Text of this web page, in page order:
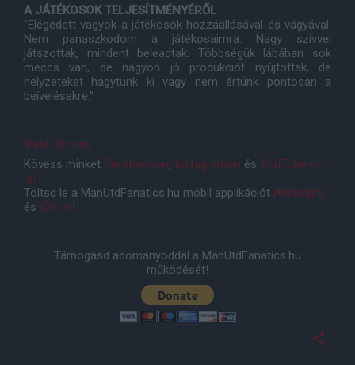
A JÁTÉKOSOK TELJESÍTMÉNYÉRŐL
"Elégedett vagyok a játékosok hozzáállásával és vágyával.
Nem panaszkodom a játékosaimra. Nagy szívvel
játszottak, mindent beleadtak. Többségük lábában sok
meccs van, de nagyon jó produkciót nyújtottak, de
helyzeteket hagytunk ki vagy nem értünk pontosan a
beívelésekre."
ManUtd.com
Kövess minket Facebookon, Instagramon és YouTube-on
is!
Töltsd le a ManUtdFanatics.hu mobil applikációt Androidra
és iOS-re!
Támogasd adományoddal a ManUtdFanatics.hu
működését!